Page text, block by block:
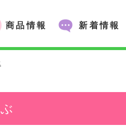
商品情報 新着情報